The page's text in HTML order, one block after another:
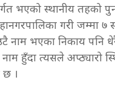
भएको स्थानीय तहको
गरी जम्मा
नाम भएका निकाय
हुँदा त्यसले अप्ठ्यारो
।